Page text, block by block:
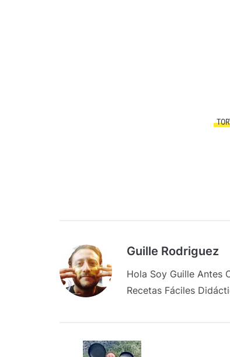
Guille Rodriguez
Hola Soy Guille Antes
Recetas Fáciles